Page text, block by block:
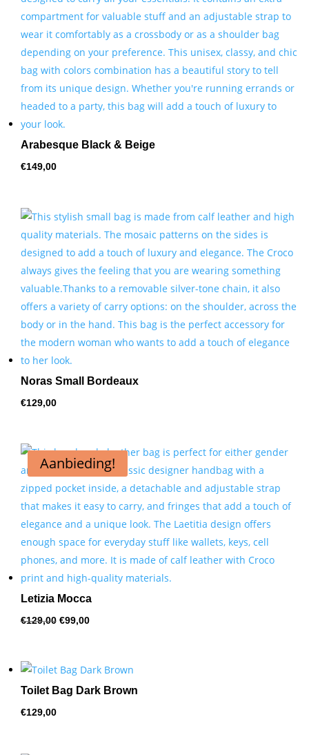
Arabesque Black & Beige
€149,00
Noras Small Bordeaux
€129,00
Aanbieding!
Letizia Mocca
€129,00 prijs
was:
€99,00prijs
Toilet Bag Dark Brown
€129,00